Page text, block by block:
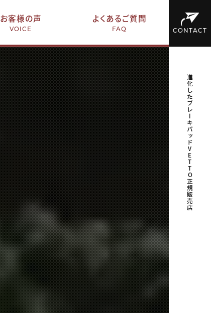
お客様の声
VOICE
よくあるご質問
FAQ CONTACT
進化したブレーキパッドVETTO正規販売店